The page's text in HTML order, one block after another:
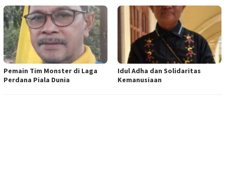
Pemain Tim Monster di Laga
Perdana Piala Dunia
Idul Adha dan Solidaritas
Kemanusiaan